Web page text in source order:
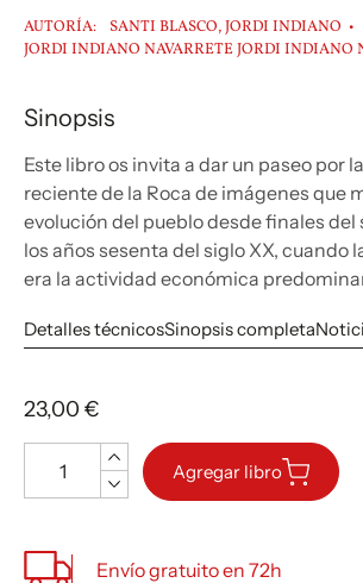
AUTORÍA:
SANTI BLASCO, JORDI INDIANO
JORDI INDIANO NAVARRETE JORDI INDIANO
Sinopsis
Este libro os invita a dar un paseo por
reciente de la Roca de imágenes que
evolución del pueblo desde finales del
los años sesenta del siglo XX, cuando
era la actividad económica
Detalles técnicosSinopsis completa
23,00 €
Agregar libro
Envío gratuito en 72h